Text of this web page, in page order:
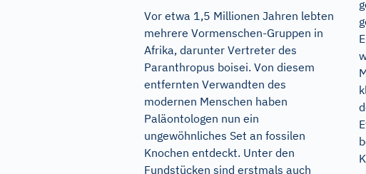
Vor etwa 1,5 Millionen Jahren lebten
mehrere Vormenschen-Gruppen in
Afrika, darunter Vertreter des
Paranthropus boisei. Von diesem
entfernten Verwandten des
modernen Menschen haben
Paläontologen nun ein
ungewöhnliches Set an fossilen
Knochen entdeckt. Unter den
Fundstücken sind erstmals auch